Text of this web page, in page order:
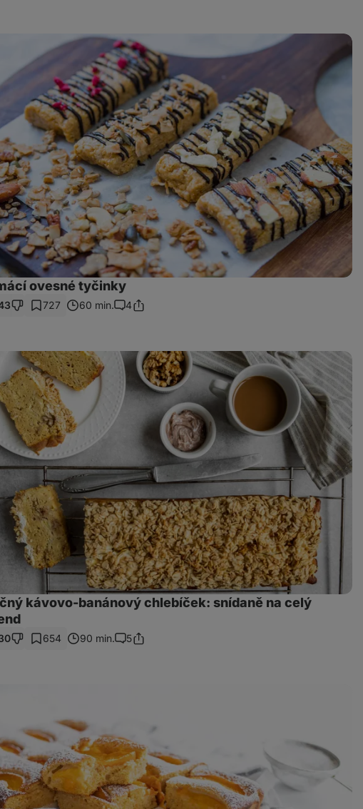
ovesné tyčinky
727 60 min.
Komentáře
4Sdílet
kávovo-banánový chlebíček: snídaně na celý
654 90 min.
Komentáře
5Sdílet